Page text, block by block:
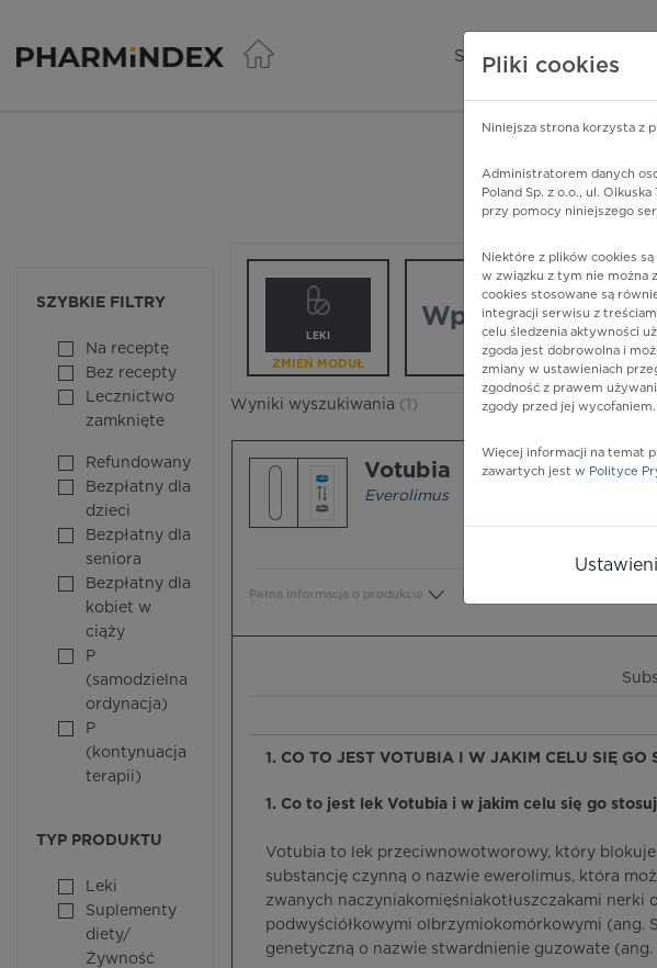
Pharmindex - lider wiedzy o
SERWISY PHARMINDEX
SZYBKIE FILTRY
Na receptę
Bez recepty
Lecznictwo
zamknięte
Refundowany
Bezpłatny dla
dzieci
Bezpłatny dla
seniora
Bezpłatny dla
kobiet w
ciąży
P
(samodzielna
ordynacja)
P
(kontynuacja
terapii)
TYP PRODUKTU
Leki
Suplementy
diety/
Żywność
LEKI
ZMIEŃ MODUŁ
Wpisz nazwę lub substancję
Wyniki wyszukiwania (1)
Votubia
Everolimus
Pełna informacja o produkcie
1. CO TO JEST VOTUBIA I W JAKIM CELU SIĘ GO
1. Co to jest lek Votubia i w jakim celu się go
Votubia to lek przeciwnowotworowy, który
substancję czynną o nazwie ewerolimus, która
zwanych naczyniakomięśniakotłuszczakami
podwyściółkowymi olbrzymiokomórkowymi (ang.
genetyczną o nazwie stwardnienie guzowate (ang.
Pliki cookies
Niniejsza strona korzysta z
Administratorem danych
Poland Sp. z o.o., ul.
przy pomocy niniejszego
Niektóre z plików cookies
w związku z tym nie można
cookies stosowane są
integracji serwisu z
celu śledzenia aktywności
zgoda jest dobrowolna i
zmiany w ustawieniach
zgodność z prawem
zgody przed jej wycofaniem.
Więcej informacji na temat
zawartych jest w Polityce